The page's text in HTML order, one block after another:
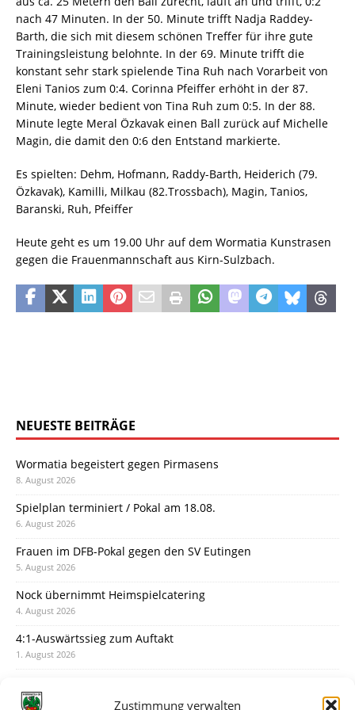
Zustimmung verwalten
nach 47 Minuten. In der 50. Minute trifft Nadja Raddey-
Barth, die sich mit diesem schönen Treffer für ihre gute
Trainingsleistung belohnte. In der 69. Minute trifft die
konstant sehr stark spielende Tina Ruh nach Vorarbeit von
Eleni Tanios zum 0:4. Corinna Pfeiffer erhöht in der 87.
Minute, wieder bedient von Tina Ruh zum 0:5. In der 88.
Minute legte Meral Özkavak einen Ball zurück auf Michelle
Magin, die damit den 0:6 den Entstand markierte.
Es spielten: Dehm, Hofmann, Raddy-Barth, Heiderich (79.
Özkavak), Kamilli, Milkau (82.Trossbach), Magin, Tanios,
Baranski, Ruh, Pfeiffer
Heute geht es um 19.00 Uhr auf dem Wormatia Kunstrasen
gegen die Frauenmannschaft aus Kirn-Sulzbach.
NEUESTE BEITRÄGE
Wormatia begeistert gegen Pirmasens
8. August 2026
Spielplan terminiert / Pokal am 18.08.
6. August 2026
Frauen im DFB-Pokal gegen den SV Eutingen
5. August 2026
Nock übernimmt Heimspielcatering
4. August 2026
4:1-Auswärtssieg zum Auftakt
1. August 2026
31. Juli 2026